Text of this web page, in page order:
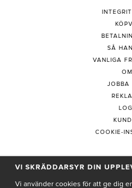
SÅ
VANLIGA
JOBBA
COOKIE-
VI SKRÄDDARSYR DIN
Vi använder cookies för att ge dig